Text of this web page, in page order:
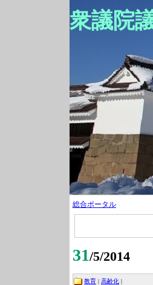
衆議院
総合ポータル
31/5/2014
教育 | 高齢化 |